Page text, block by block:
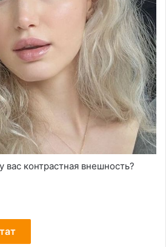
вас контрастная внешность?